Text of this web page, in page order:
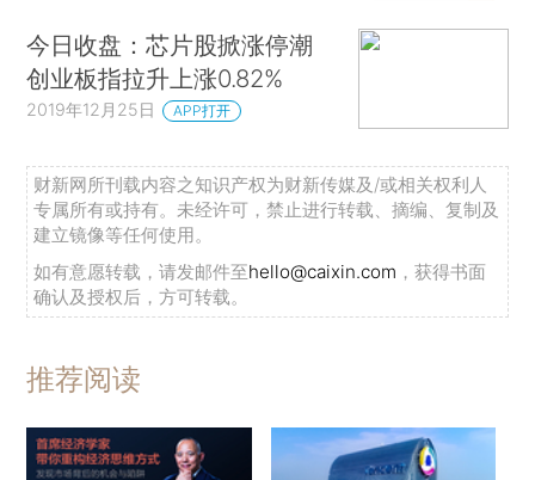
今日收盘：芯片股掀涨停潮
创业板指拉升上涨0.82%
2019年12月25日 APP打开
财新网所刊载内容之知识产权为财新传媒及/或相关权利人
专属所有或持有。未经许可，禁止进行转载、摘编、复制及
建立镜像等任何使用。
如有意愿转载，请发邮件至hello@caixin.com ，获得书面
确认及授权后，方可转载。
推荐阅读